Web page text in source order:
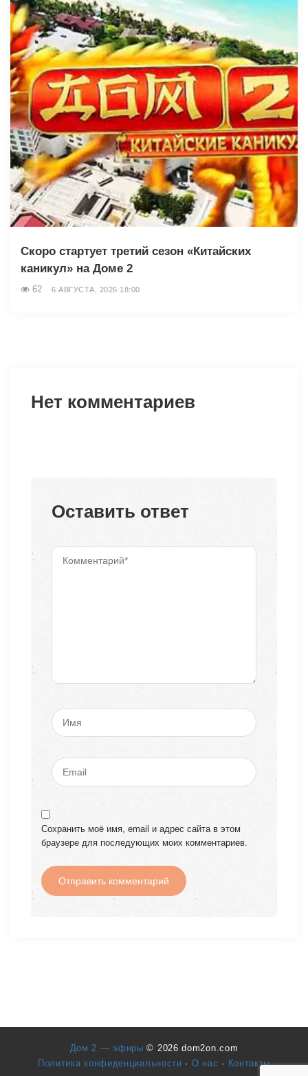
Скоро стартует третий сезон «Китайских
каникул» на Доме 2
62 6 АВГУСТА, 2026 18:00
Нет комментариев
Оставить ответ
Сохранить моё имя, email и адрес сайта в этом
браузере для последующих моих комментариев.
Дом 2 — эфиры© 2026 dom2on.com
Политика конфиденциальности · О нас · Контакты